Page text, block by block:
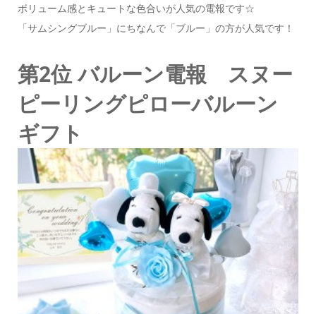
ボリューム感とキュートな色合いが人気の電報です☆
「サムシングブルー」にちなんで「ブルー」の方が人気です！
第2位 バルーン電報 スヌー
ピーリングピローバルーン
ギフト